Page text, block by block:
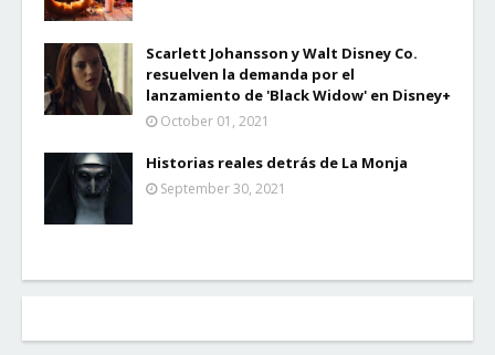
Scarlett Johansson y Walt Disney Co.
resuelven la demanda por el
lanzamiento de 'Black Widow' en Disney+
October 01, 2021
Historias reales detrás de La Monja
September 30, 2021